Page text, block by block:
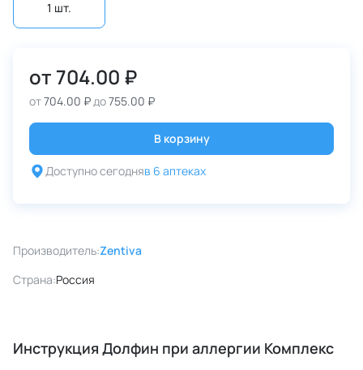
1 шт.
от 704.00 ₽
от704.00 ₽до755.00 ₽
В корзину
Доступно сегодняв 6 аптеках
Производитель:Zentiva
Страна:Россия
Инструкция Долфин при аллергии Комплекс